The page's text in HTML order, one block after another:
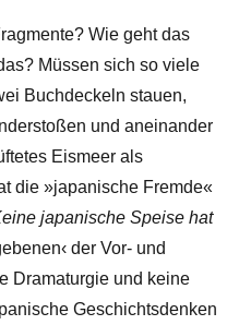
Wie geht das
Müssen sich so viele
Buchdeckeln stauen,
und aneinander
Eismeer als
die »japanische Fremde«
japanische Speise hat
der Vor- und
Dramaturgie und keine
Geschichtsdenken